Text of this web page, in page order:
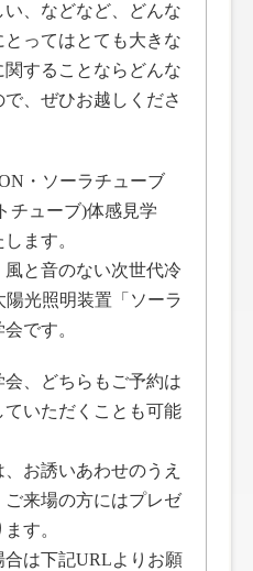
い、などなど、どんな
ってはとても大きな
することならどんな
、ぜひお越しくださ
・ソーラチューブ
チューブ)体感見学
ます。
と音のない次世代冷
光照明装置「ソーラ
です。
、どちらもご予約は
いただくことも可能
お誘いあわせのうえ
来場の方にはプレゼ
す。
は下記URLよりお願